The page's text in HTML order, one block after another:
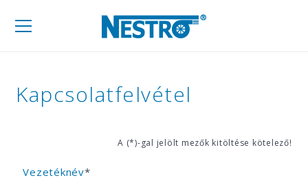
Mobil
Kapcsolatfelvétel
A (*)-gal jelölt mezők kitöltése kötelező!
Vezetéknév*